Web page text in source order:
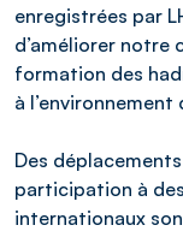
enregistrées par
d’améliorer notre
formation des
à l’environnement
Des
participation à
internationaux